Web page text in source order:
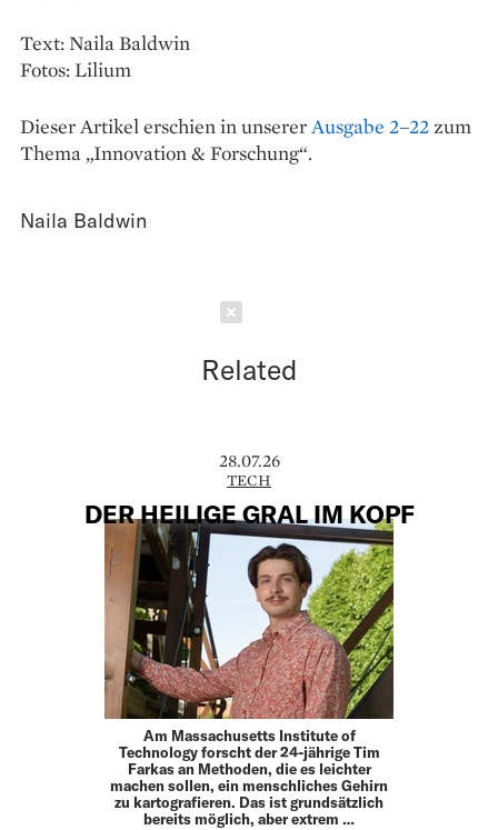
Text: Naila Baldwin
Fotos: Lilium
Dieser Artikel erschien in unsererAusgabe 2–22zum
Thema „Innovation & Forschung“.
Naila Baldwin
Related
28.07.26
TECH
DER HEILIGE GRAL IM KOPF
Am Massachusetts Institute of
Technology forscht der 24-jährige Tim
Farkas an Methoden, die es leichter
machen sollen, ein menschliches Gehirn
zu kartografieren. Das ist grundsätzlich
bereits möglich, aber extrem …